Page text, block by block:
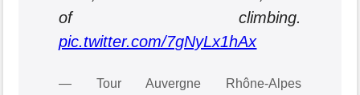
of climbing.
pic.twitter.com/7gNyLx1hAx
— Tour Auvergne Rhône-Alpes